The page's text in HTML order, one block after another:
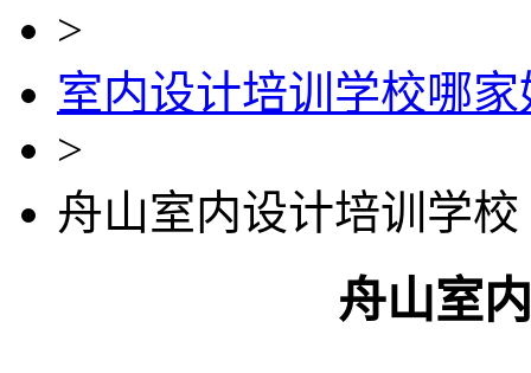
>
室内设计培训学校哪家
>
舟山室内设计培训学校
舟山室